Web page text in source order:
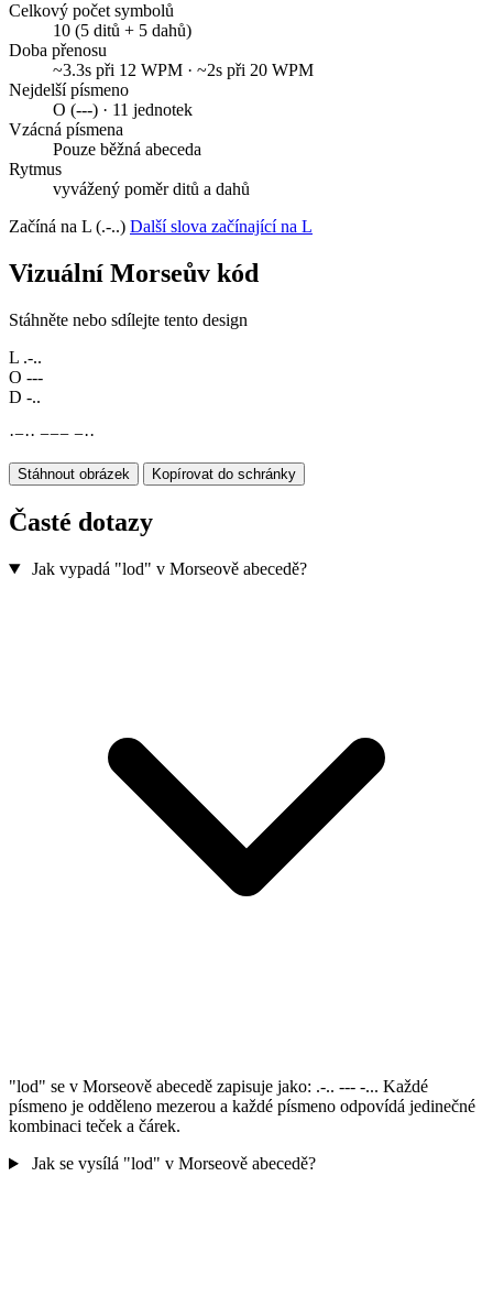
Celkový počet symbolů
10 (5 ditů + 5 dahů)
Doba přenosu
~3.3s při 12 WPM · ~2s při 20 WPM
Nejdelší písmeno
O (---) · 11 jednotek
Vzácná písmena
Pouze běžná abeceda
Rytmus
vyvážený poměr ditů a dahů
Začíná na L (.-..) Další slova začínající na L
Vizuální Morseův kód
Stáhněte nebo sdílejte tento design
L .-..
O ---
D -..
·−·· −−− −··
Stáhnout obrázek Kopírovat do schránky
Časté dotazy
Jak vypadá "lod" v Morseově abecedě?
"lod" se v Morseově abecedě zapisuje jako: .-.. --- -... Každé
písmeno je odděleno mezerou a každé písmeno odpovídá jedinečné
kombinaci teček a čárek.
Jak se vysílá "lod" v Morseově abecedě?